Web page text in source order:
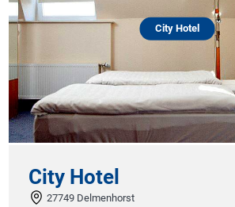
City Hotel
City Hotel
27749 Delmenhorst